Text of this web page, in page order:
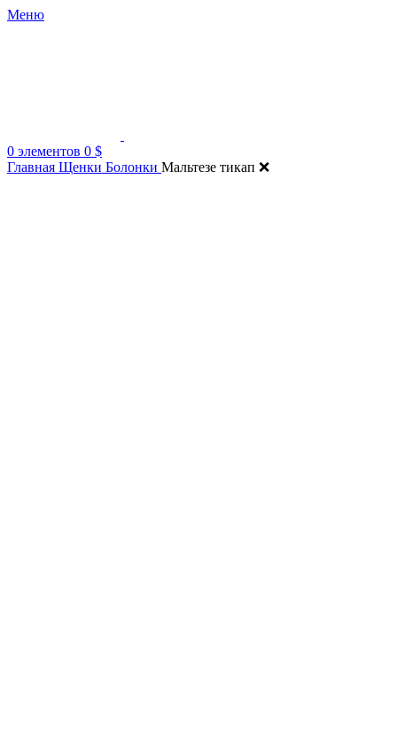
Меню
0 элементов 0 $
Главная Щенки Болонки Мальтезе тикап ❌